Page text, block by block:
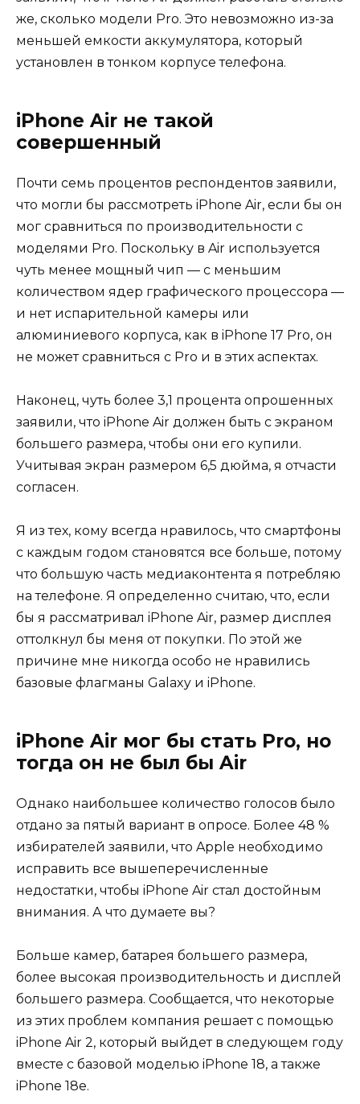
же, сколько модели Pro. Это невозможно из-за
меньшей емкости аккумулятора, который
установлен в тонком корпусе телефона.
iPhone Air не такой
совершенный
Почти семь процентов респондентов заявили,
что могли бы рассмотреть iPhone Air, если бы он
мог сравниться по производительности с
моделями Pro. Поскольку в Air используется
чуть менее мощный чип — с меньшим
количеством ядер графического процессора —
и нет испарительной камеры или
алюминиевого корпуса, как в iPhone 17 Pro, он
не может сравниться с Pro и в этих аспектах.
Наконец, чуть более 3,1 процента опрошенных
заявили, что iPhone Air должен быть с экраном
большего размера, чтобы они его купили.
Учитывая экран размером 6,5 дюйма, я отчасти
согласен.
Я из тех, кому всегда нравилось, что смартфоны
с каждым годом становятся все больше, потому
что большую часть медиаконтента я потребляю
на телефоне. Я определенно считаю, что, если
бы я рассматривал iPhone Air, размер дисплея
оттолкнул бы меня от покупки. По этой же
причине мне никогда особо не нравились
базовые флагманы Galaxy и iPhone.
iPhone Air мог бы стать Pro, но
тогда он не был бы Air
Однако наибольшее количество голосов было
отдано за пятый вариант в опросе. Более 48 %
избирателей заявили, что Apple необходимо
исправить все вышеперечисленные
недостатки, чтобы iPhone Air стал достойным
внимания. А что думаете вы?
Больше камер, батарея большего размера,
более высокая производительность и дисплей
большего размера. Сообщается, что некоторые
из этих проблем компания решает с помощью
iPhone Air 2, который выйдет в следующем году
вместе с базовой моделью iPhone 18, а также
iPhone 18e.